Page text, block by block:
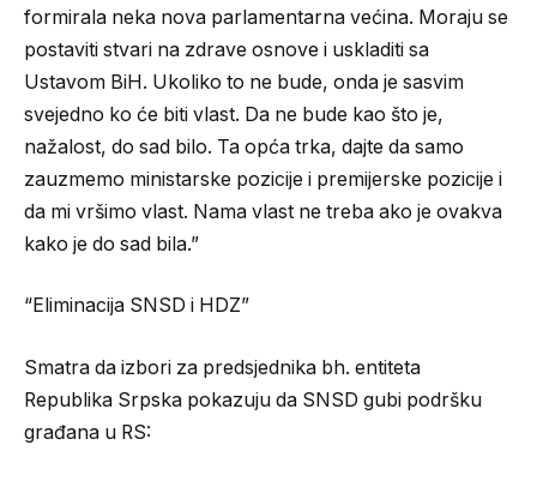
formirala neka nova parlamentarna većina. Moraju se
postaviti stvari na zdrave osnove i uskladiti sa
Ustavom BiH. Ukoliko to ne bude, onda je sasvim
svejedno ko će biti vlast. Da ne bude kao što je,
nažalost, do sad bilo. Ta opća trka, dajte da samo
zauzmemo ministarske pozicije i premijerske pozicije i
da mi vršimo vlast. Nama vlast ne treba ako je ovakva
kako je do sad bila.”
“Eliminacija SNSD i HDZ”
Smatra da izbori za predsjednika bh. entiteta
Republika Srpska pokazuju da SNSD gubi podršku
građana u RS: